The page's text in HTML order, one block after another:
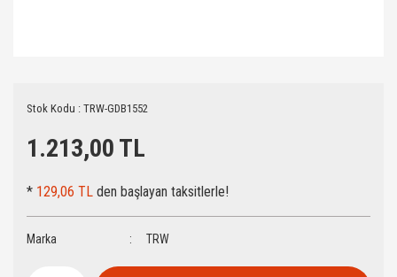
Stok Kodu : TRW-GDB1552
1.213,00 TL
* 129,06 TL den başlayan taksitlerle!
Marka TRW